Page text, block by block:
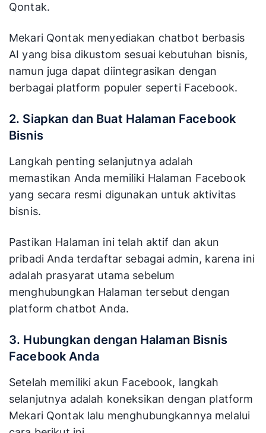
Qontak.
Mekari Qontak menyediakan chatbot berbasis
AI yang bisa dikustom sesuai kebutuhan bisnis,
namun juga dapat diintegrasikan dengan
berbagai platform populer seperti Facebook.
2. Siapkan dan Buat Halaman Facebook
Bisnis
Langkah penting selanjutnya adalah
memastikan Anda memiliki Halaman Facebook
yang secara resmi digunakan untuk aktivitas
bisnis.
Pastikan Halaman ini telah aktif dan akun
pribadi Anda terdaftar sebagai admin, karena ini
adalah prasyarat utama sebelum
menghubungkan Halaman tersebut dengan
platform chatbot Anda.
3. Hubungkan dengan Halaman Bisnis
Facebook Anda
Setelah memiliki akun Facebook, langkah
selanjutnya adalah koneksikan dengan platform
Mekari Qontak lalu menghubungkannya melalui